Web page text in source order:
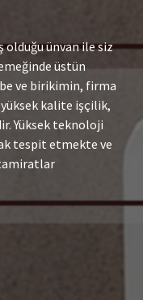
olduğu ünvan ile siz
üstün
ve birikimin, firma
kalite işçilik,
Yüksek teknoloji
tespit etmekte ve